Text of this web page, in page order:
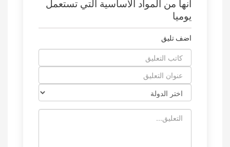
أنها من المواد الأساسية التي تستعمل
يوميا
اضف تليق